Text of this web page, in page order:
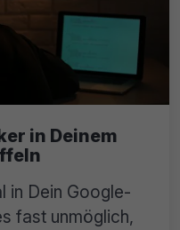
in Deinem
in Dein Google-
fast unmöglich,